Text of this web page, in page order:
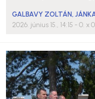
GALBAVY ZOLTÁN,
2026. június 15., 14:15 - 0. x